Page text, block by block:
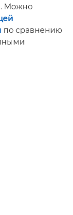
Можно
по сравнению